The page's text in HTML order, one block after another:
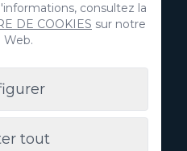
Investments S.L.
Resort
consultez la
DE COOKIES sur notre
Web.
tout